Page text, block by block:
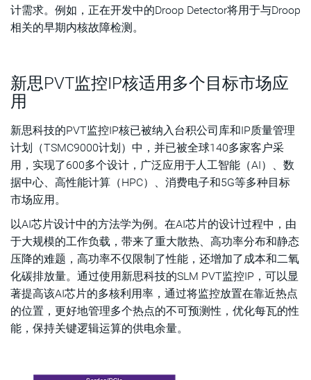
计需求。例如，正在开发中的Droop Detector将用于与Droop
相关的早期内核故障检测。
新思PVT监控IP核适用多个目标市场应
用
新思科技的PVT监控IP核已被纳入台积公司库和IP质量管理
计划（TSMC9000计划）中，并已被全球140多家客户采
用，实现了600多个设计，广泛应用于人工智能（AI）、数
据中心、高性能计算（HPC）、消费电子和5G等多种目标
市场应用。
以AI芯片设计中的方法学为例。在AI芯片的设计过程中，由
于大规模的工作负载，带来了重大散热、高功率分布和静态
压降的难题，高功率不仅限制了性能，还增加了成本和二氧
化碳排放量。通过使用新思科技的SLM PVT监控IP，可以显
著提高该AI芯片的多核利用率，通过将监控放置在靠近热点
的位置，更好地管理多个热点的不可预测性，优化每瓦的性
能，保持关键逻辑运算的供电余量。